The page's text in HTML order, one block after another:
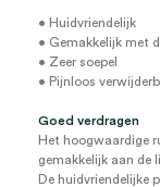
• Huidvriendelijk
• Gemakkelijk met
• Zeer soepel
• Pijnloos
Goed verdragen
Het hoogwaardige
gemakkelijk aan de
De huidvriendelijke